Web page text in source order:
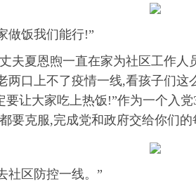
做饭我们能行!”
夫夏恩煦一直在家为社区工作
两口上不了疫情一线,看孩子们
要让大家吃上热饭!”作为一个入
要克服,完成党和政府交给你们的
社区防控一线。”